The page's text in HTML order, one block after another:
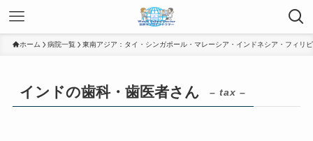
ホーム 病院一覧 東南アジア：タイ・シンガポール・マレーシア・インドネシア・フィリ
インドの歯科・歯医者さん – tax –